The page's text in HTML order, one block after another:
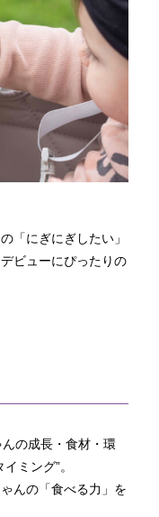
「にぎにぎしたい」
ビューにぴったりの
の成長・食材・環
ミング”。
んの「食べる力」を